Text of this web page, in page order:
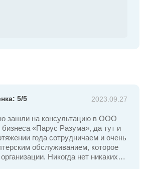
«Честный знак»
учета
контрагентов
5/5 2023.09.27
зашли на консультацию в ООО
бизнеса «Парус Разума», да тут и
обслуживанием, которое
Никогда нет никаких
во время и в срок. Бухгалтера